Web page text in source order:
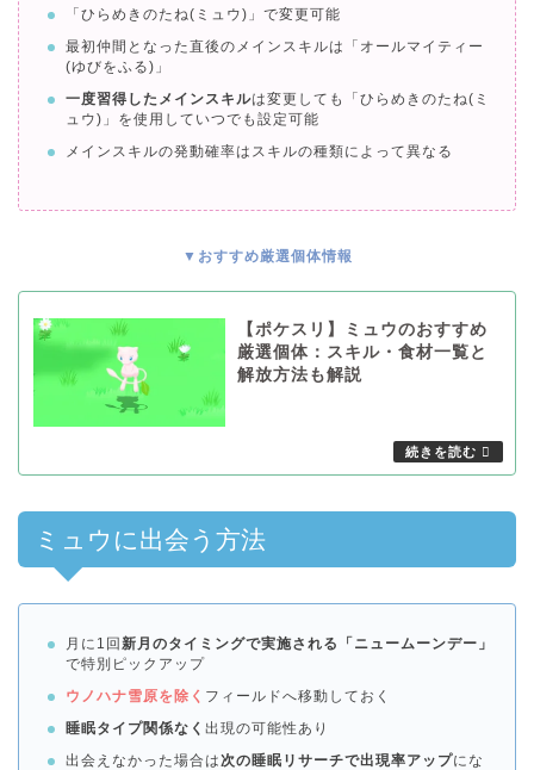
「ひらめきのたね(ミュウ)」で変更可能
最初仲間となった直後のメインスキルは「オールマイティー
(ゆびをふる)」
一度習得したメインスキルは変更しても「ひらめきのたね(ミ
ュウ)」を使用していつでも設定可能
メインスキルの発動確率はスキルの種類によって異なる
▼おすすめ厳選個体情報
【ポケスリ】ミュウのおすすめ
厳選個体：スキル・食材一覧と
解放方法も解説
ミュウに出会う方法
月に1回新月のタイミングで実施される「ニュームーンデー」
で特別ピックアップ
ウノハナ雪原を除く フィールドへ移動しておく
睡眠タイプ関係なく 出現の可能性あり
出会えなかった場合は次の睡眠リサーチで出現率アップにな